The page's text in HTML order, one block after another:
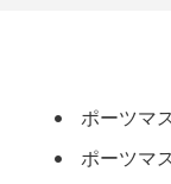
ポーツマ
ポーツマ